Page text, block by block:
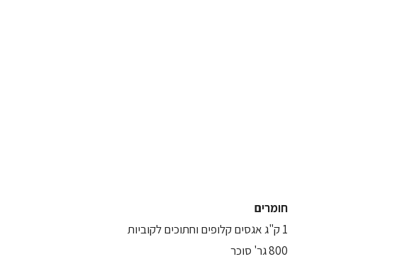
חומרים
1 ק"ג אגסים קלופים וחתוכים לקוביות
800 גר' סוכר